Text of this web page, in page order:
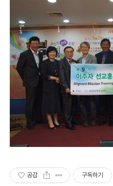
공감 구독하기